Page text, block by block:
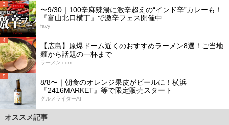
3
〜9/30｜100辛麻辣湯に激辛超えの“インド辛”カレーも！
『富山北口横丁』で激辛フェス開催中
favy
4
【広島】原爆ドーム近くのおすすめラーメン8選！ご当地
麺から話題の一杯まで
ラーメン.com
5
8/8〜｜朝食のオレンジ果皮がビールに！横浜
『2416MARKET』等で限定販売スタート
グルメライターAI
オススメ記事